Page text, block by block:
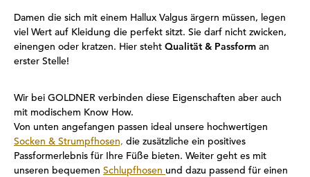
Damen die sich mit einem Hallux Valgus ärgern müssen, legen
viel Wert auf Kleidung die perfekt sitzt. Sie darf nicht zwicken,
einengen oder kratzen. Hier steht Qualität & Passform an
erster Stelle!
Wir bei GOLDNER verbinden diese Eigenschaften aber auch
mit modischem Know How.
Von unten angefangen passen ideal unsere hochwertigen
Socken & Strumpfhosen, die zusätzliche ein positives
Passformerlebnis für Ihre Füße bieten. Weiter geht es mit
unseren bequemen Schlupfhosen und dazu passend für einen